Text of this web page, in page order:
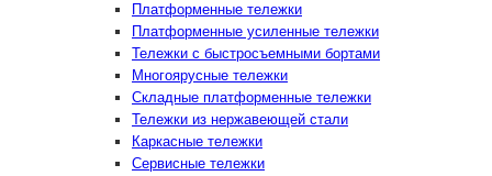
Платформенные тележки
Платформенные усиленные тележки
Тележки с быстросъемными бортами
Многоярусные тележки
Складные платформенные тележки
Тележки из нержавеющей стали
Каркасные тележки
Сервисные тележки